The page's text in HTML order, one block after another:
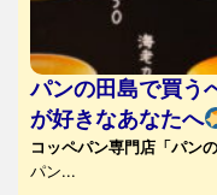
パンの田島で買う
が好きなあなたへ
コッペパン専門店「パンの
パン...